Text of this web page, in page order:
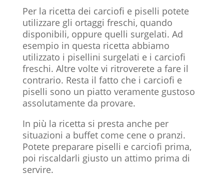
Per la ricetta dei carciofi e piselli potete
utilizzare gli ortaggi freschi, quando
disponibili, oppure quelli surgelati. Ad
esempio in questa ricetta abbiamo
utilizzato i pisellini surgelati e i carciofi
freschi. Altre volte vi ritroverete a fare il
contrario. Resta il fatto che i carciofi e
piselli sono un piatto veramente gustoso
assolutamente da provare.
In più la ricetta si presta anche per
situazioni a buffet come cene o pranzi.
Potete preparare piselli e carciofi prima,
poi riscaldarli giusto un attimo prima di
servire.